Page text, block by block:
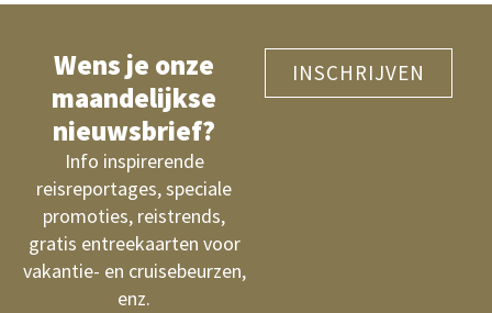
Wens je onze
maandelijkse
nieuwsbrief?
Info inspirerende
reisreportages, speciale
promoties, reistrends,
gratis entreekaarten voor
vakantie- en cruisebeurzen,
enz.
INSCHRIJVEN